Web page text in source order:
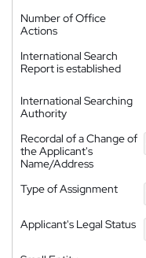
Number of Office
Actions
International Search
Report is established
International Searching
Authority
Recordal of a Change of
the Applicant's
Name/Address
Type of Assignment
Applicant's Legal Status